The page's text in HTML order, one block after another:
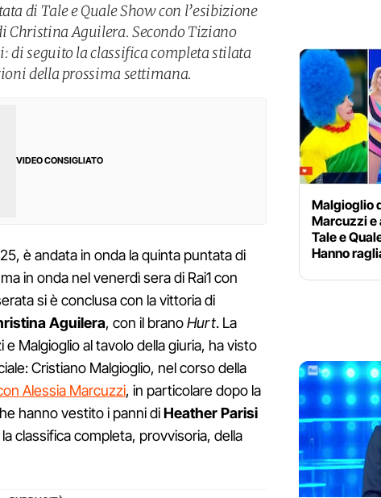
di Tale e Quale Show con l’esibizione
Christina Aguilera. Secondo Tiziano
di seguito la classifica completa stilata
della prossima settimana.
VIDEO CONSIGLIATO
è andata in onda la quinta puntata di
in onda nel venerdì sera di Rai1 con
si è conclusa con la vittoria di
Aguilera, con il branoHurt. La
Malgioglio al tavolo della giuria, ha visto
Cristiano Malgioglio, nel corso della
Alessia Marcuzzi, in particolare dopo la
hanno vestito i panni diHeather Parisi
classifica completa, provvisoria, della
Malgioglio
Marcuzzi e
Tale e
Hanno